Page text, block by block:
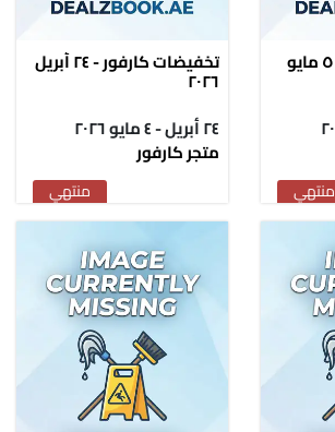
تخفيضات كارفور - ٥ مايو
منتهي
تخفيضات كارفور - ٢٤ أبريل
٢٠٢٦
٢٤ أبريل - ٤ مايو ٢٠٢٦
متجر كارفور
منتهي